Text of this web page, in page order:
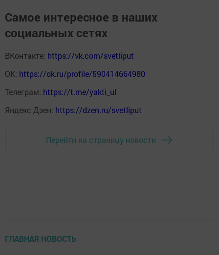
Самое интересное в наших
социальных сетях
ВКонтакте: https://vk.com/svetliput
ОК: https://ok.ru/profile/590414664980
Телеграм: https://t.me/yakti_ul
Яндекс Дзен: https://dzen.ru/svetliput
Перейти на страницу новости
ГЛАВНАЯ НОВОСТЬ